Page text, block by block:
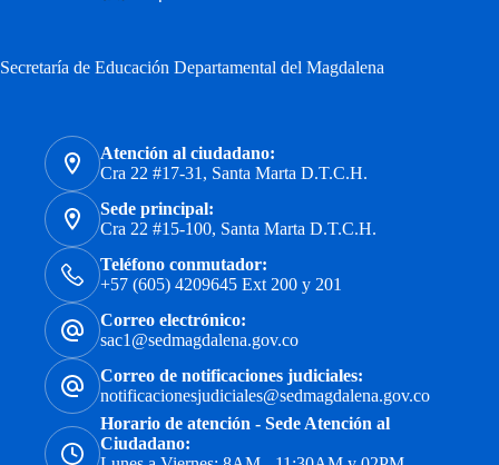
Secretaría de Educación Departamental del Magdalena
Atención al ciudadano:
Cra 22 #17-31, Santa Marta D.T.C.H.
Sede principal:
Cra 22 #15-100, Santa Marta D.T.C.H.
Teléfono conmutador:
+57 (605) 4209645 Ext 200 y 201
Correo electrónico:
sac1@sedmagdalena.gov.co
Correo de notificaciones judiciales:
notificacionesjudiciales@sedmagdalena.gov.co
Horario de atención - Sede Atención al
Ciudadano: